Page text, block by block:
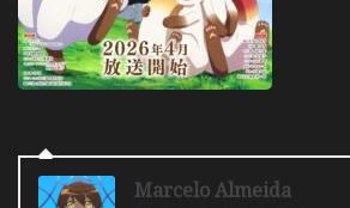
Marcelo Almeida